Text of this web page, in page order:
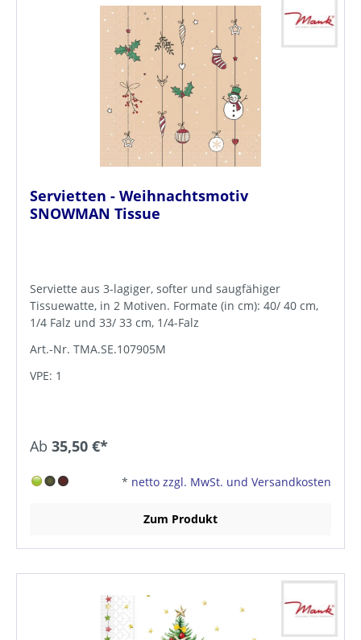
Servietten - Weihnachtsmotiv
SNOWMAN Tissue
Serviette aus 3-lagiger, softer und saugfähiger
Tissuewatte, in 2 Motiven. Formate (in cm): 40/ 40 cm,
1/4 Falz und 33/ 33 cm, 1/4-Falz
Art.-Nr. TMA.SE.107905M
VPE: 1
Ab 35,50 €*
* netto zzgl. MwSt. und Versandkosten
Zum Produkt